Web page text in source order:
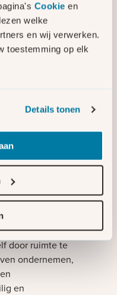
Cookie en
welke
en wij verwerken.
toestemming op elk
Details tonen
Nederland
de fasen van
aan
vergoeding
door ruimte te
ondernemen,
en